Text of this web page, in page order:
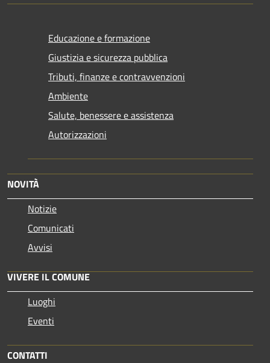
Educazione e formazione
Giustizia e sicurezza pubblica
Tributi, finanze e contravvenzioni
Ambiente
Salute, benessere e assistenza
Autorizzazioni
NOVITÀ
Notizie
Comunicati
Avvisi
VIVERE IL COMUNE
Luoghi
Eventi
CONTATTI